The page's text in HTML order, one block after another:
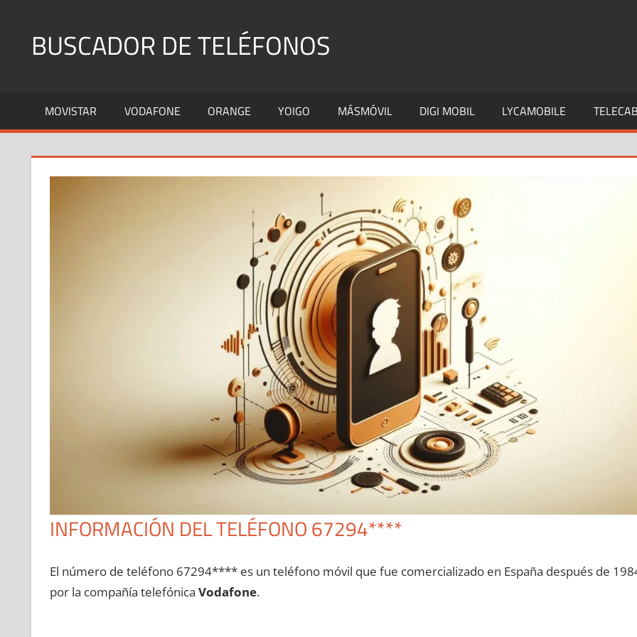
contenidoBUSCADOR DE TELÉFONOS
Fijos
y
MOVISTAR VODAFONE ORANGE YOIGO MÁSMÓVIL DIGI MOBIL LYCAMOBILE
INFORMACIÓN DEL TELÉFONO 67294****
El número dе teléfono 67294**** es un teléfono móvil quе fue comercializado en España después dе
pοr la compañía telefónica Vodafone.